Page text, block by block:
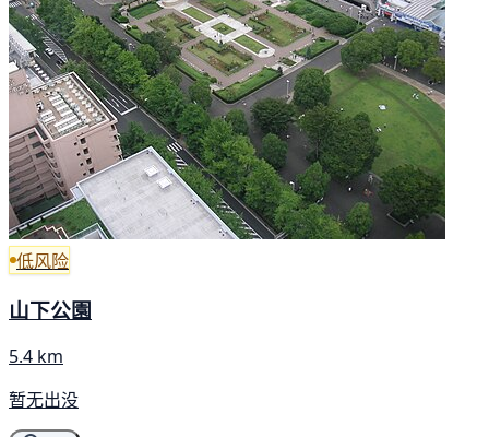
低风险
山下公園
5.4 km
暂无出没